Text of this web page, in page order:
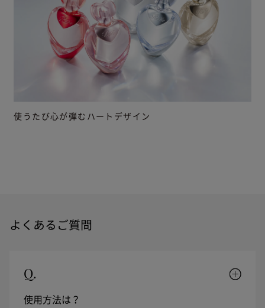
使うたび心が弾むハートデザイン
よくあるご質問
Q.
使用方法は？